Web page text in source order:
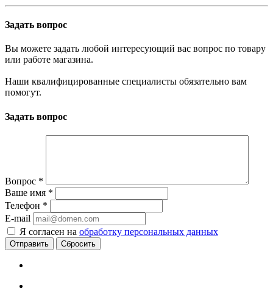
Задать вопрос
Вы можете задать любой интересующий вас вопрос по товару
или работе магазина.
Наши квалифицированные специалисты обязательно вам
помогут.
Задать вопрос
Вопрос *
Ваше имя *
Телефон *
E-mail
Я согласен на обработку персональных данных
Сбросить